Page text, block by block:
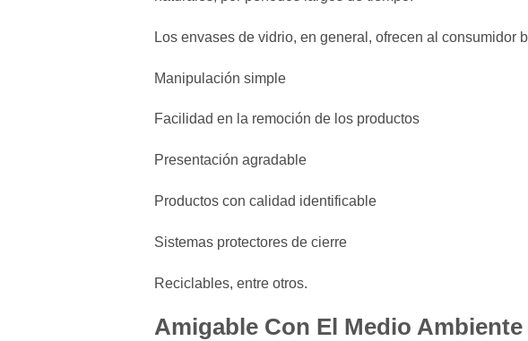
Los envases de vidrio, en general, ofrecen al consumidor
Manipulación simple
Facilidad en la remoción de los productos
Presentación agradable
Productos con calidad identificable
Sistemas protectores de cierre
Reciclables, entre otros.
Amigable Con El Medio Ambiente